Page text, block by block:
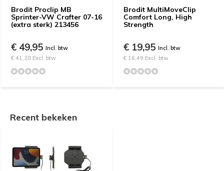
Brodit Proclip MB
Sprinter-VW Crafter 07-16
(extra sterk) 213456
€ 49,95 Incl. btw
€ 41,28 Excl. btw
Brodit MultiMoveClip
Comfort Long, High
Strength
€ 19,95 Incl. btw
€ 16,49 Excl. btw
Recent bekeken